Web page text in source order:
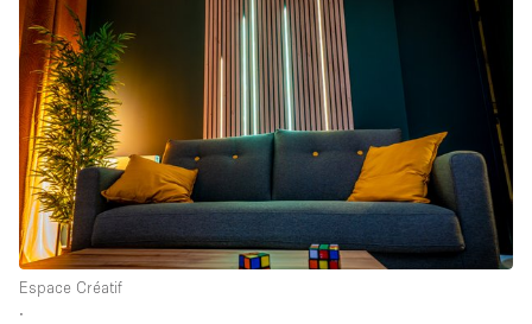
Espace Créatif
∙